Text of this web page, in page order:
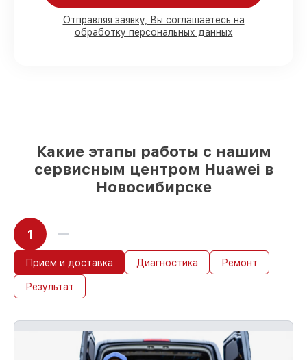
80%работ в вашем присутствии
90%комплектующих для ноутбуков
имеются в наличии или быстро
Отправляя заявку, Вы соглашаетесь на
обработку персональных данных
Какие этапы работы с нашим
сервисным центром Huawei в
Новосибирске
1
Прием и доставка Диагностика Ремонт
Результат